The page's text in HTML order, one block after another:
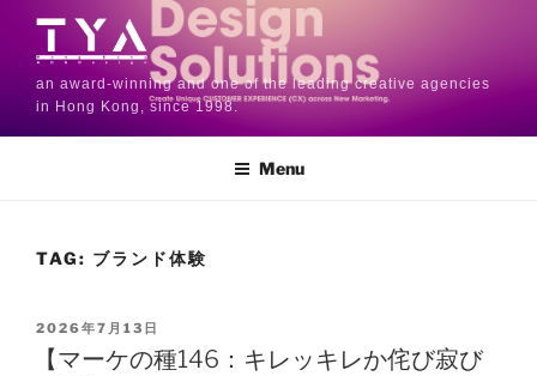
an award-winning and one of the leading creative agencies
in Hong Kong, since 1998.
Menu
TAG: ブランド体験
2026年7月13日
【マーケの種146：キレッキレか侘び寂び